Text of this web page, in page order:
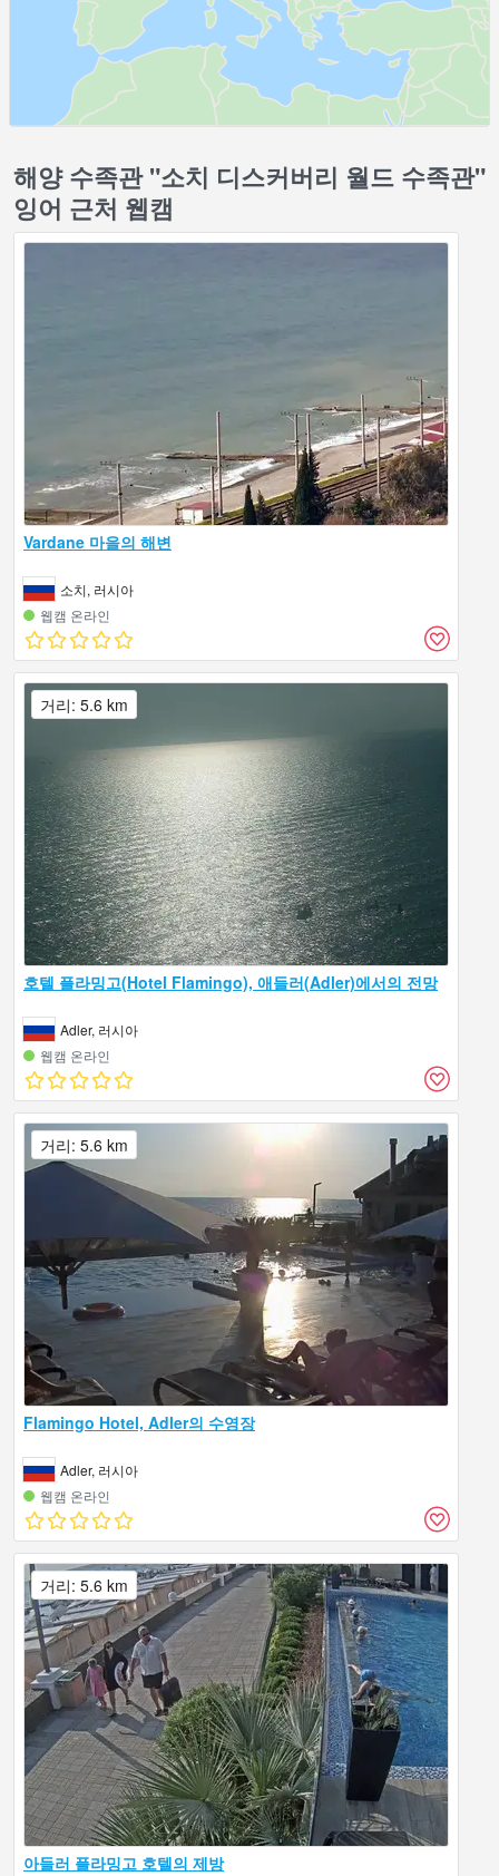
해양 수족관 "소치 디스커버리 월드 수족관"
잉어 근처 웹캠
Vardane 마을의 해변
소치, 러시아
웹캠 온라인
호텔 플라밍고(Hotel Flamingo), 애들러(Adler)에서의 전망
Adler, 러시아
웹캠 온라인
거리: 5.6 km
Flamingo Hotel, Adler의 수영장
Adler, 러시아
웹캠 온라인
거리: 5.6 km
아들러 플라밍고 호텔의 제방
거리: 5.6 km